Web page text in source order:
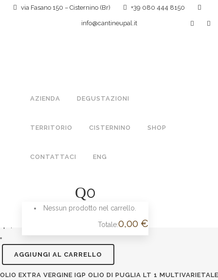
via Fasano 150 – Cisternino (Br) +39 080 444 8150
info@cantineupal.it
AZIENDA DEGUSTAZIONI
TERRITORIO CISTERNINO SHOP
CONTATTACI ENG
0
Nessun prodotto nel carrello.
Totale:0,00 €
AGGIUNGI AL CARRELLO
€
AGGIUNGI AL CARRELLO
OLIO EXTRA VERGINE IGP OLIO DI PUGLIA LT 3
AGGIUNGI AL CARRELLO
OLIO EXTRA VERGINE IGP OLIO DI PUGLIA LT 1 MULTIVARIETALE